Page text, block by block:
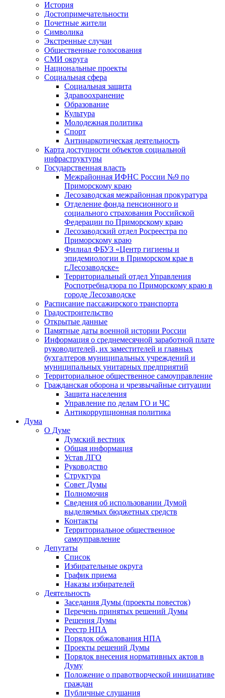
История
Достопримечательности
Почетные жители
Символика
Экстренные случаи
Общественные голосования
СМИ округа
Национальные проекты
Социальная сфера
Социальная защита
Здравоохранение
Образование
Культура
Молодежная политика
Спорт
Антинаркотическая деятельность
Карта доступности объектов социальной
инфраструктуры
Государственная власть
Межрайонная ИФНС России №9 по
Приморскому краю
Лесозаводская межрайонная прокуратура
Отделение фонда пенсионного и
социального страхования Российской
Федерации по Приморскому краю
Лесозаводский отдел Росреестра по
Приморскому краю
Филиал ФБУЗ «Центр гигиены и
эпидемиологии в Приморском крае в
г.Лесозаводске»
Территориальный отдел Управления
Роспотребнадзора по Приморскому краю в
городе Лесозаводске
Расписание пассажирского транспорта
Градостроительство
Открытые данные
Памятные даты военной истории России
Информация о среднемесячной заработной плате
руководителей, их заместителей и главных
бухгалтеров муниципальных учреждений и
муниципальных унитарных предприятий
Территориальное общественное самоуправление
Гражданская оборона и чрезвычайные ситуации
Защита населения
Управление по делам ГО и ЧС
Антикоррупционная политика
Дума
О Думе
Думский вестник
Общая информация
Устав ЛГО
Руководство
Структура
Совет Думы
Полномочия
Сведения об использовании Думой
выделяемых бюджетных средств
Контакты
Территориальное общественное
самоуправление
Депутаты
Список
Избирательные округа
График приема
Наказы избирателей
Деятельность
Заседания Думы (проекты повесток)
Перечень принятых решений Думы
Решения Думы
Реестр НПА
Порядок обжалования НПА
Проекты решений Думы
Порядок внесения нормативных актов в
Думу
Положение о правотворческой инициативе
граждан
Публичные слушания